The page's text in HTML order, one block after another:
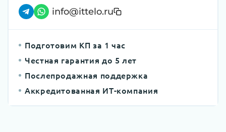
info@ittelo.ru
Подготовим КП за 1 час
Честная гарантия до 5 лет
Послепродажная поддержка
Аккредитованная ИТ-компания